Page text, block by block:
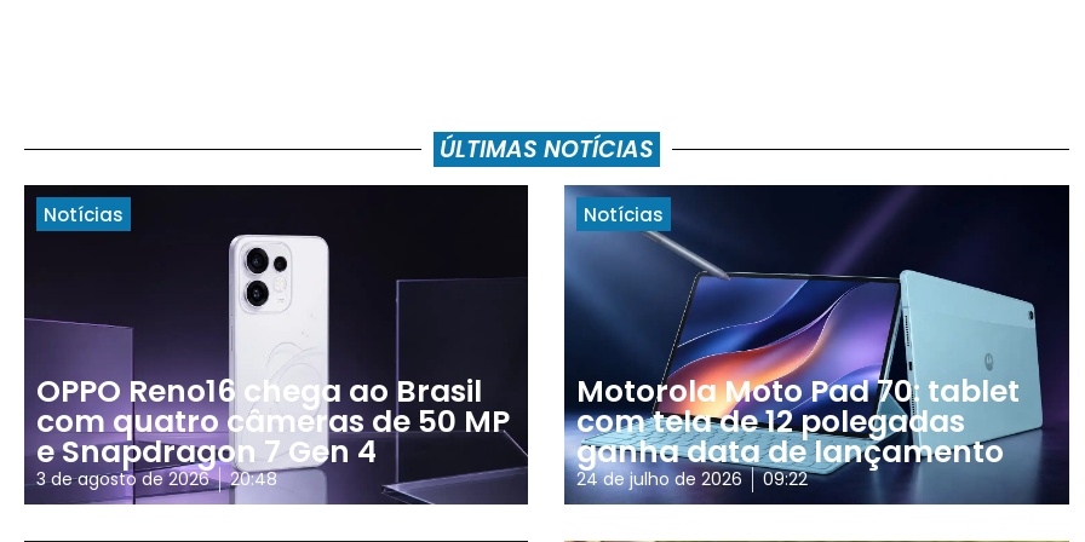
ÚLTIMAS NOTÍCIAS
Notícias
OPPO Reno16 chega ao Brasil
com quatro câmeras de 50 MP
e Snapdragon 7 Gen 4
3 de agosto de 2026 20:48
Notícias
Motorola Moto Pad 70: tablet
com tela de 12 polegadas
ganha data de lançamento
24 de julho de 2026 09:22